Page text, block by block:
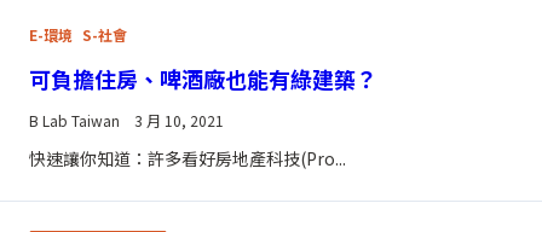
E-環境 S-社會
可負擔住房、啤酒廠也能有綠建築？
B Lab Taiwan 3 月 10, 2021
快速讓你知道：許多看好房地產科技(Pro...